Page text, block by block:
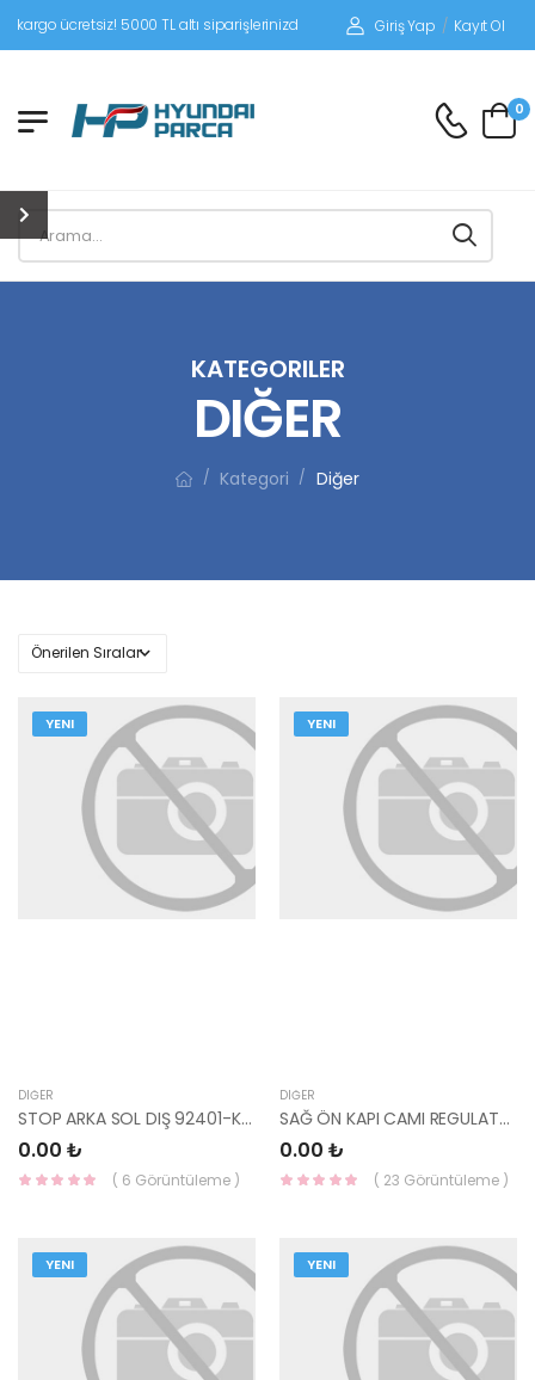
5000 TL altı siparişlerinizde siparişleriniz alıcı ödemeli gönderilir.
Giriş Yap / Kayıt Ol
0
KATEGORILER
DIĞER
/ Kategori / Diğer
YENI
DIĞER
STOP ARKA SOL DIŞ 92401-K7000-HMC
0.00 ₺
( 6 Görüntüleme )
YENI
DIĞER
SAĞ ÖN KAPI CAMI REGULATÖRÜ İ20 2020- 82404-Q0010-HMC
0.00 ₺
( 23 Görüntüleme )
YENI YENI